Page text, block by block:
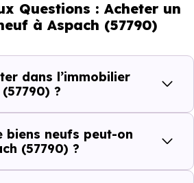
sur la demande locative locale
les plus recherchées.
médicales et 0 établissements
du quotidien qui constituent
concrets pour habiter ou investir
Questions : Acheter un
à Aspach (57790)
dans l’immobilier
?
biens neufs peut-on
(57790) ?